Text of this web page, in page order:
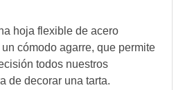
hoja flexible de acero
cómodo agarre, que permite
todos nuestros
de decorar una tarta.